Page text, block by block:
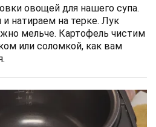
овощей для нашего супа.
натираем на терке. Лук
мельче. Картофель чистим
или соломкой, как вам